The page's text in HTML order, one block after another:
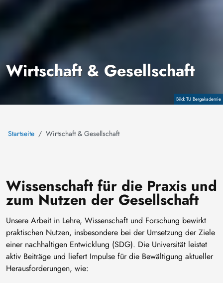
CopyrightTU Bergakademie
Wirtschaft & Gesellschaft
Startseite Wirtschaft & Gesellschaft
Wissenschaft für die Praxis und
zum Nutzen der Gesellschaft
Unsere Arbeit in Lehre, Wissenschaft und Forschung bewirkt
praktischen Nutzen, insbesondere bei der Umsetzung der Ziele
einer nachhaltigen Entwicklung (SDG). Die Universität leistet
aktiv Beiträge und liefert Impulse für die Bewältigung aktueller
Herausforderungen, wie: